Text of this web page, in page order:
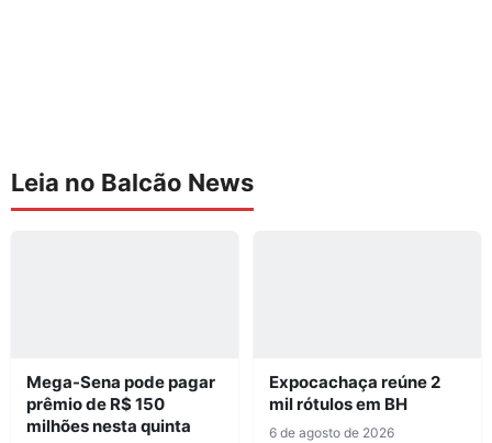
Leia no Balcão News
Mega-Sena pode pagar
prêmio de R$ 150
milhões nesta quinta
Expocachaça reúne 2
mil rótulos em BH
6 de agosto de 2026